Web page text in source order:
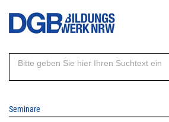
Direkt
Inhalt
Seminare